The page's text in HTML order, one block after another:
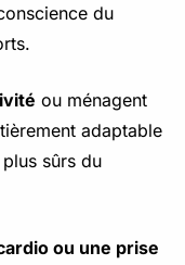
du
ou ménagent
adaptable
plus sûrs du
ou une prise